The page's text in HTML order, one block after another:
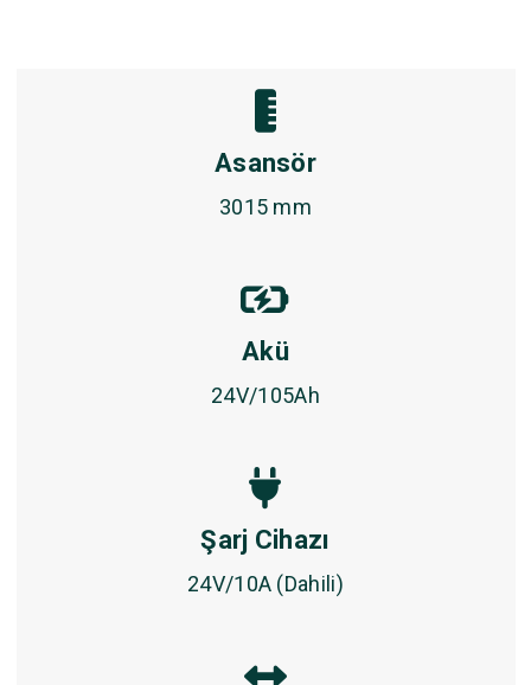
Asansör
3015 mm
Akü
24V/105Ah
Şarj Cihazı
24V/10A (Dahili)